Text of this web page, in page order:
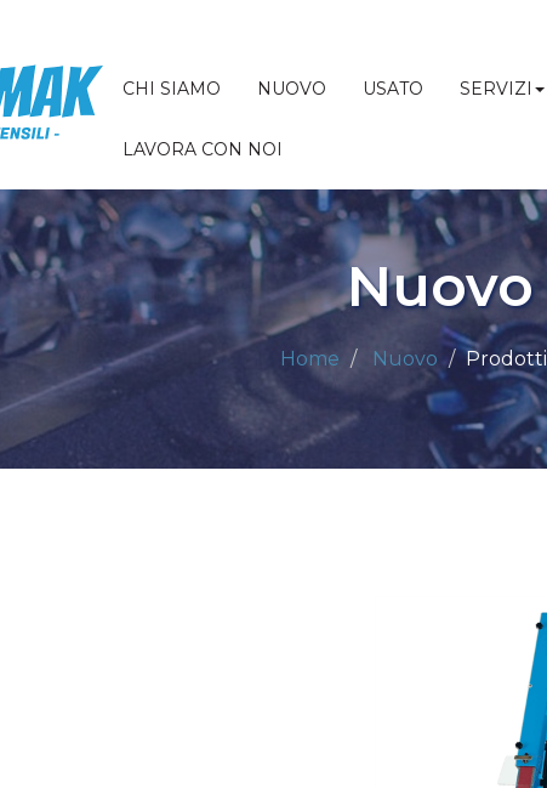
CHI SIAMO NUOVO USATO SERVIZI
LAVORA CON NOI
Nuovo
Home Nuovo Prodotti